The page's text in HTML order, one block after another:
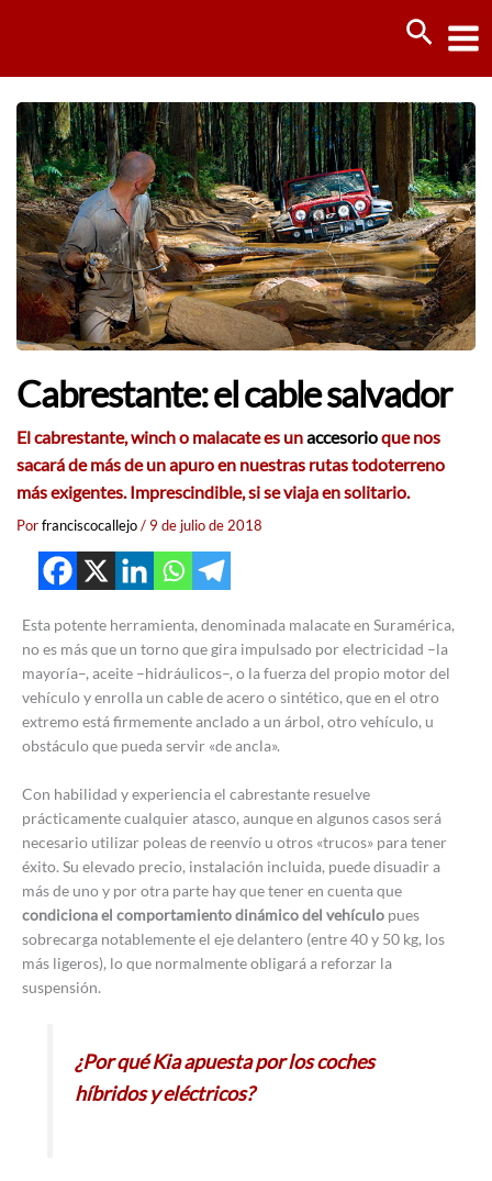
Cabrestante: el cable salvador
El cabrestante, winch o malacate es unaccesorioque nos
sacará de más de un apuro en nuestras rutas todoterreno
más exigentes. Imprescindible, si se viaja en solitario.
Porfranciscocallejo/ 9 de julio de 2018
Esta potente herramienta, denominada malacate en Suramérica,
no es más que un torno que gira impulsado por electricidad –la
mayoría–, aceite –hidráulicos–, o la fuerza del propio motor del
vehículo y enrolla un cable de acero o sintético, que en el otro
extremo está firmemente anclado a un árbol, otro vehículo, u
obstáculo que pueda servir «de ancla».
Con habilidad y experiencia el cabrestante resuelve
prácticamente cualquier atasco, aunque en algunos casos será
necesario utilizar poleas de reenvío u otros «trucos» para tener
éxito. Su elevado precio, instalación incluida, puede disuadir a
más de uno y por otra parte hay que tener en cuenta que
condiciona el comportamiento dinámico del vehículo pues
sobrecarga notablemente el eje delantero (entre 40 y 50 kg, los
más ligeros), lo que normalmente obligará a reforzar la
suspensión.
¿Por qué Kia apuesta por los coches
híbridos y eléctricos?